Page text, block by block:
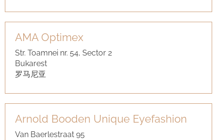
AMA Optimex
Str. Toamnei nr. 54, Sector 2
Bukarest
罗马尼亚
Arnold Booden Unique Eyefashion
Van Baerlestraat 95